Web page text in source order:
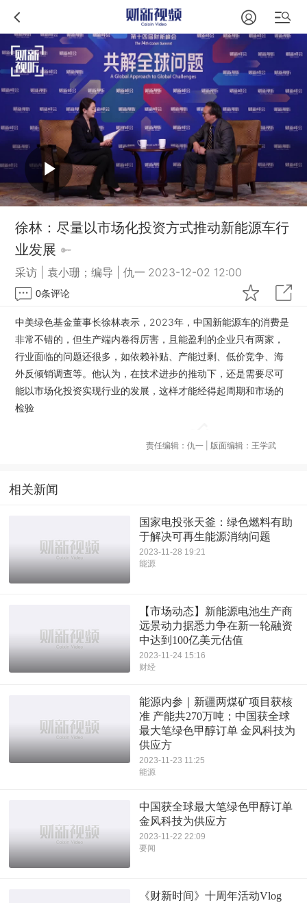
徐林：尽量以市场化投资方式推动新能源车行
业发展
采访 | 袁小珊；编导 | 仇一 2023-12-02 12:00
0条评论
中美绿色基金董事长徐林表示，2023年，中国新能源车的消费是
非常不错的，但生产端内卷得厉害，且能盈利的企业只有两家，
行业面临的问题还很多，如依赖补贴、产能过剩、低价竞争、海
外反倾销调查等。他认为，在技术进步的推动下，还是需要尽可
能以市场化投资实现行业的发展，这样才能经得起周期和市场的
检验
责任编辑：仇一 | 版面编辑：王学武
相关新闻
国家电投张天釜：绿色燃料有助
于解决可再生能源消纳问题
2023-11-28 19:21
能源
【市场动态】新能源电池生产商
远景动力据悉力争在新一轮融资
中达到100亿美元估值
2023-11-24 15:16
财经
能源内参｜新疆两煤矿项目获核
准 产能共270万吨；中国获全球
最大笔绿色甲醇订单 金风科技为
供应方
2023-11-23 11:25
能源
中国获全球最大笔绿色甲醇订单
金风科技为供应方
2023-11-22 22:09
要闻
《财新时间》十周年活动Vlog